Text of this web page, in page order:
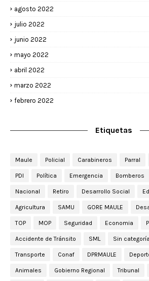
agosto 2022
julio 2022
junio 2022
mayo 2022
abril 2022
marzo 2022
febrero 2022
Etiquetas
Maule Policial Carabineros Parral
PDI Política Emergencia Bomberos
Nacional Retiro Desarrollo Social
Agricultura SAMU GORE MAULE
TOP MOP Seguridad Economia
Accidente de Tránsito SML Sin categoría
Transporte Conaf DPRMAULE
Animales Gobierno Regional Tribunal